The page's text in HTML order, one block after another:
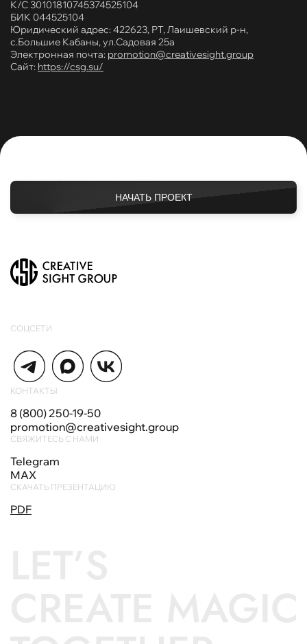
К/С 30101810745374525104
БИК 044525104
Юридический адрес: 422623, РТ, Лаишевский р-н,
с.Большие Кабаны, ул.Садовая 25а
Электронная почта: promotion@creativesight.group
Сайт: https://csg.su/
НАЧАТЬ ПРОЕКТ
КОНТАКТЫ
8 (800) 250-19-50
promotion@creativesight.group
СВЯЖИТЕСЬ С НАМИ
Telegram
MAX
СКАЧАТЬ ПРЕЗЕНТАЦИЮ
PDF
СОЦСЕТИ